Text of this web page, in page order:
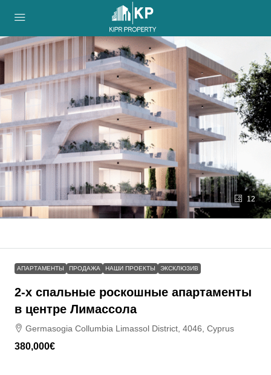
12
АПАРТАМЕНТЫ ПРОДАЖА НАШИ ПРОЕКТЫ ЭКСКЛЮЗИВ
2-х спальные роскошные апартаменты
в центре Лимассола
Germasogia Collumbia Limassol District, 4046, Cyprus
380,000€